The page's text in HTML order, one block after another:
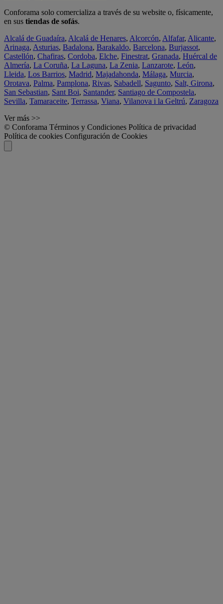
Conforama solo comercializa a través de su website o, físicamente,
en sus tiendas de sofás.
Alcalá de Guadaíra, Alcalá de Henares, Alcorcón, Alfafar, Alicante,
Arinaga, Asturias, Badalona, Barakaldo, Barcelona, Burjassot,
Castellón, Chafiras, Cordoba, Elche, Finestrat, Granada, Huércal de
Almería, La Coruña, La Laguna, La Zenia, Lanzarote, León,
Lleida, Los Barrios, Madrid, Majadahonda, Málaga, Murcia,
Orotava, Palma, Pamplona, Rivas, Sabadell, Sagunto, Salt, Girona,
San Sebastian, Sant Boi, Santander, Santiago de Compostela,
Sevilla, Tamaraceite, Terrassa, Viana, Vilanova i la Geltrú, Zaragoza
Ver más >>
© Conforama Términos y Condiciones Política de privacidad
Política de cookies Configuración de Cookies